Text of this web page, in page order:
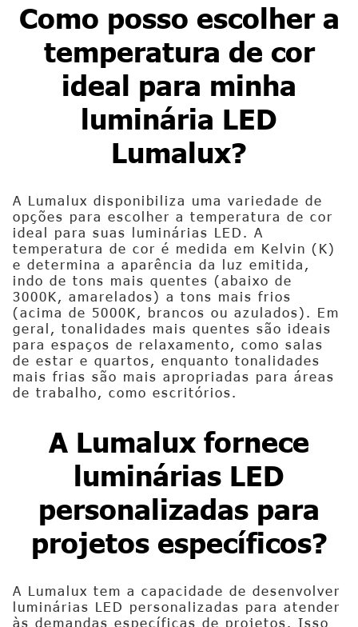
Como posso escolher a
temperatura de cor
ideal para minha
luminária LED
Lumalux?
A Lumalux disponibiliza uma variedade de
opções para escolher a temperatura de cor
ideal para suas luminárias LED. A
temperatura de cor é medida em Kelvin (K)
e determina a aparência da luz emitida,
indo de tons mais quentes (abaixo de
3000K, amarelados) a tons mais frios
(acima de 5000K, brancos ou azulados). Em
geral, tonalidades mais quentes são ideais
para espaços de relaxamento, como salas
de estar e quartos, enquanto tonalidades
mais frias são mais apropriadas para áreas
de trabalho, como escritórios.
A Lumalux fornece
luminárias LED
personalizadas para
projetos específicos?
A Lumalux tem a capacidade de desenvolver
luminárias LED personalizadas para atender
às demandas específicas de projetos. Isso